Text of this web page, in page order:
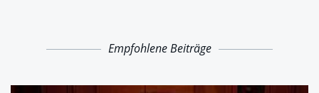
Empfohlene Beiträge